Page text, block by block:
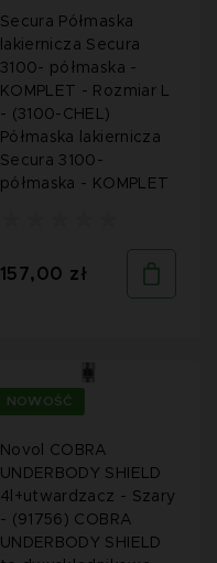
Secura Półmaska
lakiernicza Secura
3100- półmaska -
KOMPLET - Rozmiar L
- (3100-CHEL)
Półmaska lakiernicza
Secura 3100-
półmaska - KOMPLET
157,00 zł
NOWOŚĆ
Novol COBRA
UNDERBODY SHIELD
4l+utwardzacz - Szary
- (91756) COBRA
UNDERBODY SHIELD